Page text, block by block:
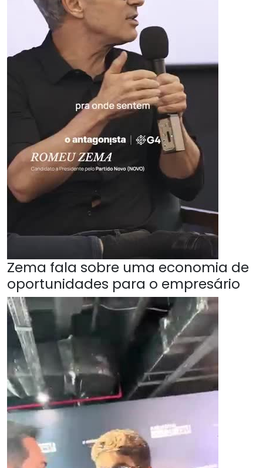
Zema fala sobre uma economia de
oportunidades para o empresário